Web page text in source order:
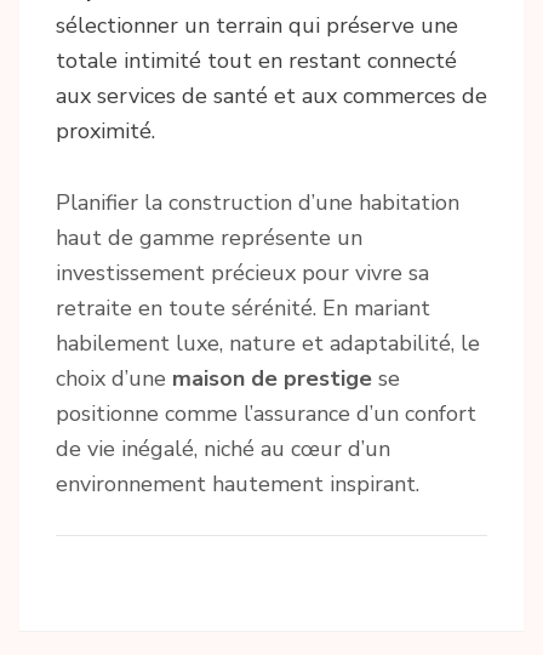
sélectionner un terrain qui préserve une
totale intimité tout en restant connecté
aux services de santé et aux commerces de
proximité.
Planifier la construction d’une habitation
haut de gamme représente un
investissement précieux pour vivre sa
retraite en toute sérénité. En mariant
habilement luxe, nature et adaptabilité, le
choix d’une maison de prestige se
positionne comme l’assurance d’un confort
de vie inégalé, niché au cœur d’un
environnement hautement inspirant.